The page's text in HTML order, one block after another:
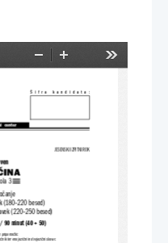
Pomanjšaj
3
(180–220 besed)
(220–250 besed)
pripomočki:
ter enojezični in dvojezični slovar.
JESENSKI IZPITNI ROK
90 minut (40 + 50)
center
Šifra  kandidata: